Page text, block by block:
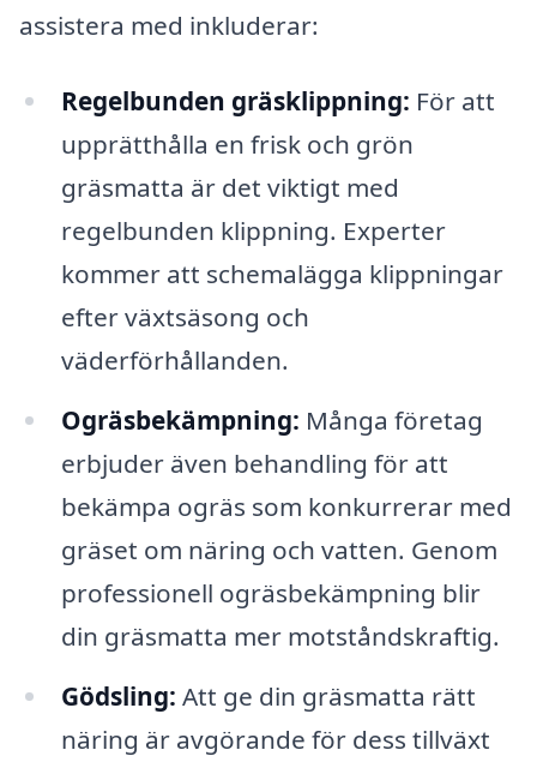
assistera med inkluderar:
Regelbunden gräsklippning: För att
upprätthålla en frisk och grön
gräsmatta är det viktigt med
regelbunden klippning. Experter
kommer att schemalägga klippningar
efter växtsäsong och
väderförhållanden.
Ogräsbekämpning: Många företag
erbjuder även behandling för att
bekämpa ogräs som konkurrerar med
gräset om näring och vatten. Genom
professionell ogräsbekämpning blir
din gräsmatta mer motståndskraftig.
Gödsling: Att ge din gräsmatta rätt
näring är avgörande för dess tillväxt